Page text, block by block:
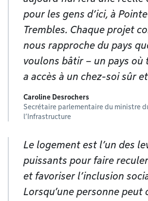
pour les gens d’ici, à
Trembles. Chaque projet
nous rapproche du pays
voulons bâtir – un pays où
a accès à un chez-soi sûr
Caroline Desrochers
Secrétaire parlementaire du ministre
l’Infrastructure
Le logement est l’un des
puissants pour faire
et favoriser l’inclusion
Lorsqu’une personne peut